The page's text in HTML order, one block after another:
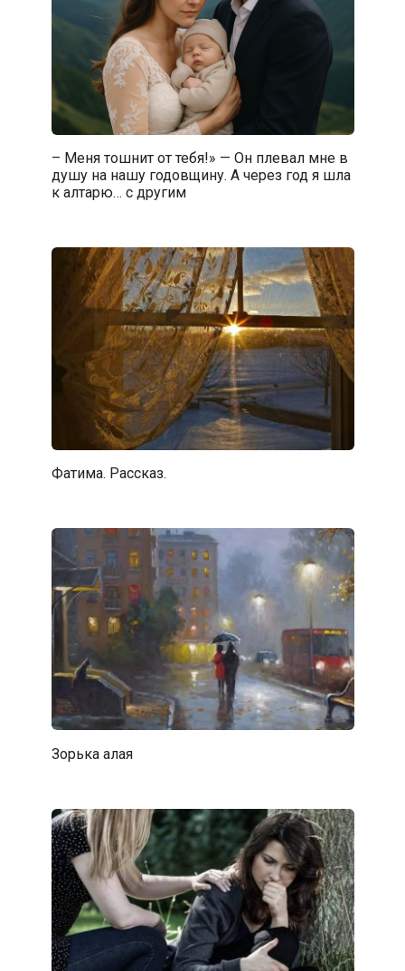
– Меня тошнит от тебя!» — Он плевал мне в
душу на нашу годовщину. А через год я шла
к алтарю… с другим
Фатима. Рассказ.
Зорька алая